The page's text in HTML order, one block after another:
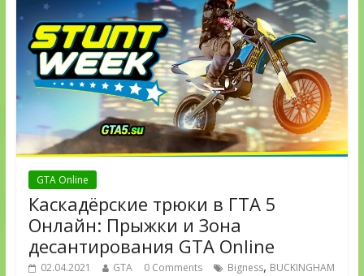
GTA Online
Каскадёрские трюки в ГТА 5
Онлайн: Прыжки и Зона
десантирования GTA Online
02.04.2021 GTA 0 Comments Bigness, BUCKINGHAM